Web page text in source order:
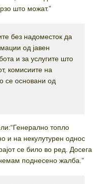
што можат.”
без надоместок да
од јавен
и за услугите што
комисиите на
се основани од
топло
и на некулутурен однос
се било во ред. Досега
поднесено жалба.”